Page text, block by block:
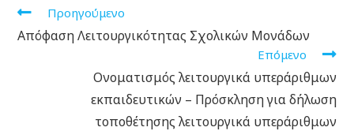
Προηγούμενο
Απόφαση Λειτουργικότητας Σχολικών Μονάδων
Επόμενο
Ονοματισμός λειτουργικά υπεράριθμων
εκπαιδευτικών – Πρόσκληση για δήλωση
τοποθέτησης λειτουργικά υπεράριθμων